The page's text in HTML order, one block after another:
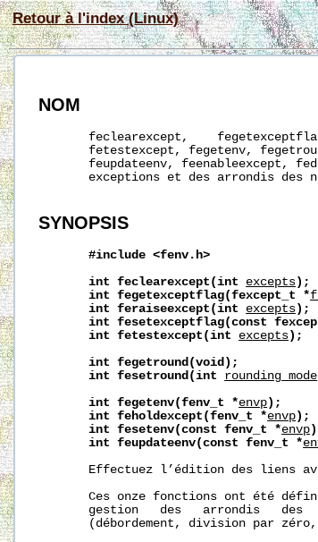
Retour à l'index (Linux)
NOM
feclearexcept,
fetestexcept, fegetenv,
feupdateenv, feenableexcept,
exceptions et des arrondis des
SYNOPSIS
#include <fenv.h>
int
feclearexcept(int excepts);
int
fegetexceptflag(fexcept_t *
int
feraiseexcept(int excepts);
int
fesetexceptflag(const
int
fetestexcept(int excepts);
int
fegetround(void);
int
fesetround(int rounding_mode
int
fegetenv(fenv_t *envp);
int
feholdexcept(fenv_t *envp);
int
fesetenv(const fenv_t *envp
int
feupdateenv(const fenv_t *
Effectuez l’édition des liens
Ces onze fonctions ont été
gestion   des   arrondis   des
(débordement, division par